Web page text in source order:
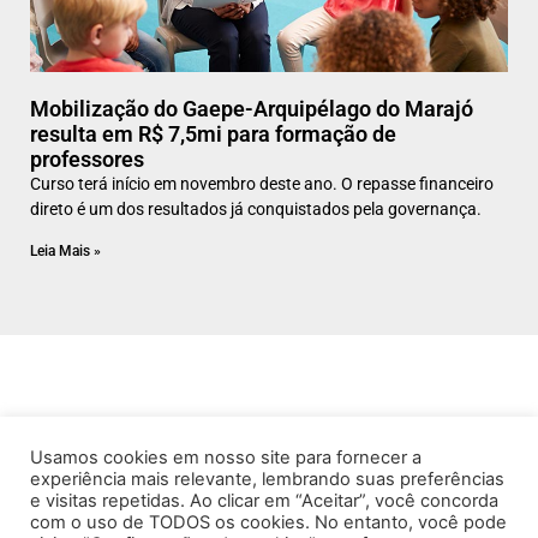
Mobilização do Gaepe-Arquipélago do Marajó
resulta em R$ 7,5mi para formação de
professores
Curso terá início em novembro deste ano. O repasse financeiro
direto é um dos resultados já conquistados pela governança.
Leia Mais »
Usamos cookies em nosso site para fornecer a
experiência mais relevante, lembrando suas preferências
e visitas repetidas. Ao clicar em “Aceitar”, você concorda
com o uso de TODOS os cookies. No entanto, você pode